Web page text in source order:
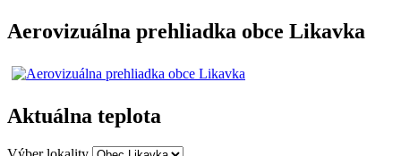
Aerovizuálna prehliadka obce Likavka
Aktuálna teplota